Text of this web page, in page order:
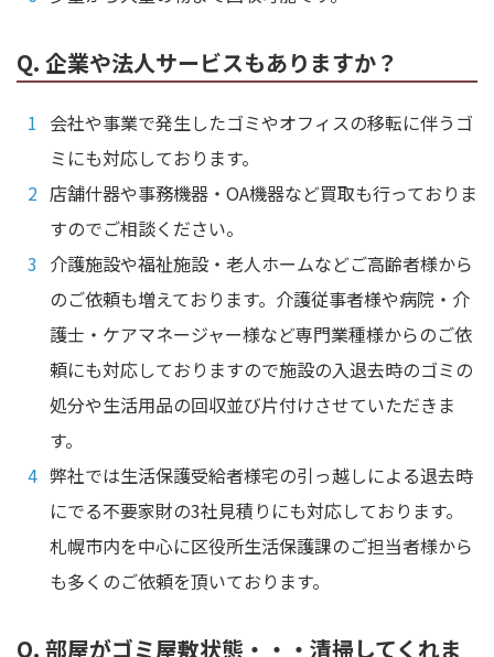
Q. 企業や法人サービスもありますか？
会社や事業で発生したゴミやオフィスの移転に伴うゴ
ミにも対応しております。
店舗什器や事務機器・OA機器など買取も行っておりま
すのでご相談ください。
介護施設や福祉施設・老人ホームなどご高齢者様から
のご依頼も増えております。介護従事者様や病院・介
護士・ケアマネージャー様など専門業種様からのご依
頼にも対応しておりますので施設の入退去時のゴミの
処分や生活用品の回収並び片付けさせていただきま
す。
弊社では生活保護受給者様宅の引っ越しによる退去時
にでる不要家財の3社見積りにも対応しております。
札幌市内を中心に区役所生活保護課のご担当者様から
も多くのご依頼を頂いております。
Q. 部屋がゴミ屋敷状態・・・清掃してくれま